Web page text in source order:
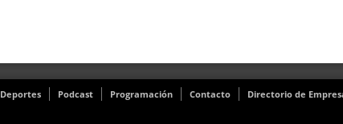
Deportes Podcast Programación Contacto Directorio de